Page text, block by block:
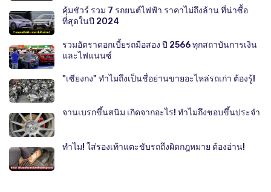
คุ้มชัวร์ รวม 7 รถยนต์ไฟฟ้า ราคาไม่ถึงล้าน ที่น่าซื้อ
ที่สุดในปี 2024
รวมอัตราดอกเบี้ยรถมือสอง ปี 2566 ทุกสถาบันการเงิน
และไฟแนนซ์
"เซียงกง" ทำไมถึงเป็นชื่อย่านขายอะไหล่รถเก่า ต้องรู้!
จานเบรกขึ้นสนิม เกิดจากอะไร! ทำไมถึงชอบขึ้นประจำ
ทำไม! ใส่รองเท้าแตะขับรถถึงผิดกฎหมาย ต้องอ่าน!